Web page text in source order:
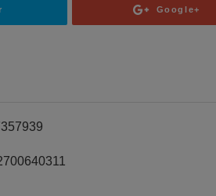
Google+